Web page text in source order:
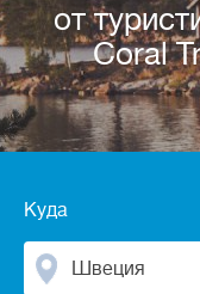
от
Coral
Куда
Швеция